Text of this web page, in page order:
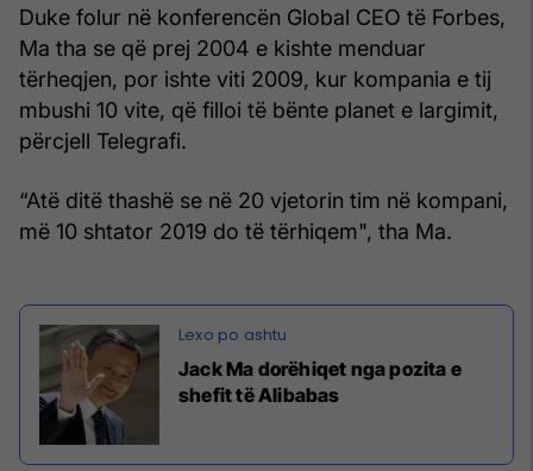
Duke folur në konferencën Global CEO të Forbes,
Ma tha se që prej 2004 e kishte menduar
tërheqjen, por ishte viti 2009, kur kompania e tij
mbushi 10 vite, që filloi të bënte planet e largimit,
përcjell Telegrafi.
“Atë ditë thashë se në 20 vjetorin tim në kompani,
më 10 shtator 2019 do të tërhiqem", tha Ma.
Jack Ma dorëhiqet nga pozita e
shefit të Alibabas